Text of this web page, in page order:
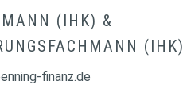
(IHK) &
(IHK)
finanz.de